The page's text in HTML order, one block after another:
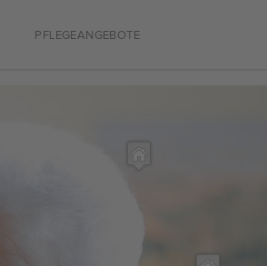
PFLEGEANGEBOTE